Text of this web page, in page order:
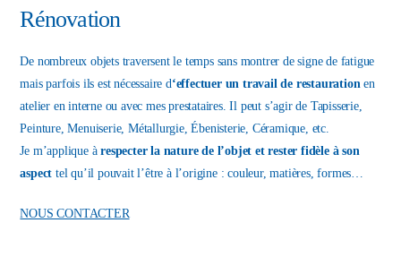
Rénovation
De nombreux objets traversent le temps sans montrer de signe de fatigue
mais parfois ils est nécessaire d ‘effectuer un travail de restauration en
atelier en interne ou avec mes prestataires. Il peut s’agir de Tapisserie,
Peinture, Menuiserie, Métallurgie, Ébenisterie, Céramique, etc.
Je m’applique àrespecter la nature de l’objet et rester fidèle à son
aspect tel qu’il pouvait l’être à l’origine : couleur, matières, formes…
NOUS CONTACTER